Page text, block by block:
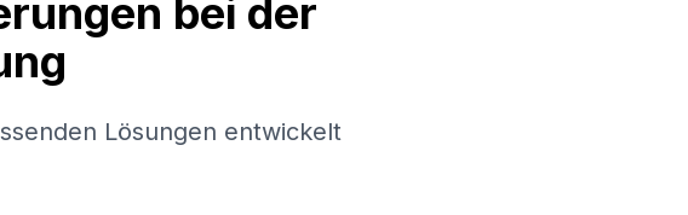
bei der
Lösungen entwickelt